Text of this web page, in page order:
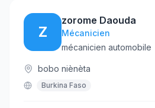
Z
zorome Daouda
Mécanicien
mécanicien automobile
bobo niènèta
Burkina Faso